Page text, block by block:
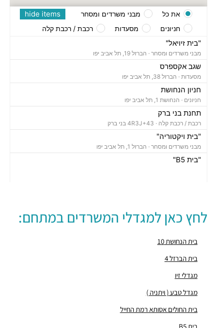
"בית זיויאל"
מבני משרדים ומסחר · הברזל 19, תל אביב יפו
שגב אקספרס
מסעדות · הברזל 38, תל אביב יפו
חניון הנחושת
חניונים · הנחושת 1, תל אביב יפו
תחנת בני ברק
רכבת / רכבת קלה ·
"בית ויקטוריה"
מבני משרדים ומסחר · הברזל 1, תל אביב יפו
"בית B5"
מבני משרדים ומסחר ·הברזל 25, תל אביב יפו
מבני משרדים ומסחר ·
מבני משרדים ומסחר ·
"בית ולנברג 6"
"מגדל העוגן"
מבני משרדים ומסחר · הברזל 12, תל אביב יפו
"בית הברזל 26"
hide items את כל
מבני משרדים ומסחר
חניונים
מסעדות רכבת / רכבת קלה
לחץ כאן למגדלי המשרדים במתחם:
בית הנחושת 10
בית הברזל 4
מגדלי זיו
מגדל טבע ( ויתניה )
בית החולים אסותא רמת החייל